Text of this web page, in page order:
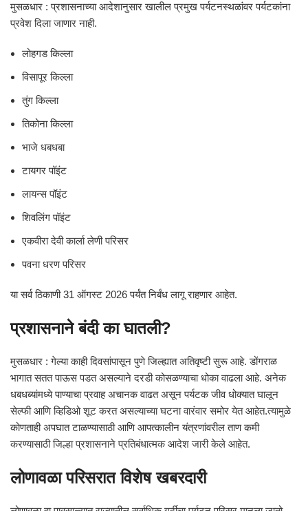
मुसळधार : प्रशासनाच्या आदेशानुसार खालील प्रमुख पर्यटनस्थळांवर पर्यटकांना
प्रवेश दिला जाणार नाही.
लोहगड किल्ला
विसापूर किल्ला
तुंग किल्ला
तिकोना किल्ला
भाजे धबधबा
टायगर पॉइंट
लायन्स पॉइंट
शिवलिंग पॉइंट
एकवीरा देवी कार्ला लेणी परिसर
पवना धरण परिसर
या सर्व ठिकाणी 31 ऑगस्ट 2026 पर्यंत निर्बंध लागू राहणार आहेत.
प्रशासनाने बंदी का घातली?
मुसळधार : गेल्या काही दिवसांपासून पुणे जिल्ह्यात अतिवृष्टी सुरू आहे. डोंगराळ
भागात सतत पाऊस पडत असल्याने दरडी कोसळण्याचा धोका वाढला आहे. अनेक
धबधब्यांमध्ये पाण्याचा प्रवाह अचानक वाढत असून पर्यटक जीव धोक्यात घालून
सेल्फी आणि व्हिडिओ शूट करत असल्याच्या घटना वारंवार समोर येत आहेत.त्यामुळे
कोणताही अपघात टाळण्यासाठी आणि आपत्कालीन यंत्रणांवरील ताण कमी
करण्यासाठी जिल्हा प्रशासनाने प्रतिबंधात्मक आदेश जारी केले आहेत.
लोणावळा परिसरात विशेष खबरदारी